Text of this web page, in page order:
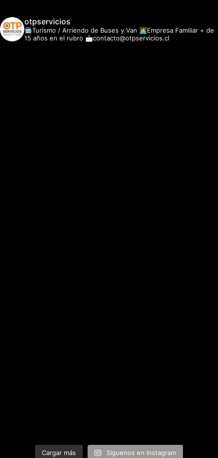
otpservicios
🚍Turismo / Arriendo de Buses y Van 👩‍💻Empresa Familiar + de
15 años en el rubro 📩contacto@otpservicios.cl
Cargar más Síguenos en Instagram